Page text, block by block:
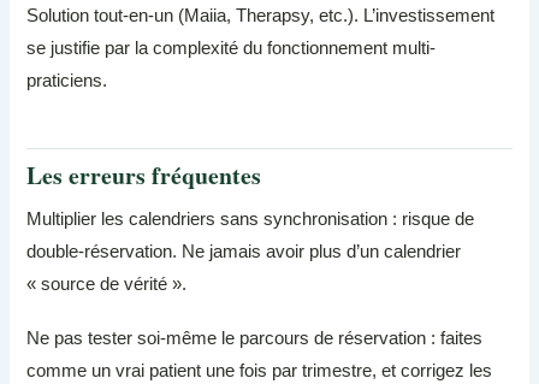
Solution tout-en-un (Maiia, Therapsy, etc.). L’investissement
se justifie par la complexité du fonctionnement multi-
praticiens.
Les erreurs fréquentes
Multiplier les calendriers sans synchronisation : risque de
double-réservation. Ne jamais avoir plus d’un calendrier
« source de vérité ».
Ne pas tester soi-même le parcours de réservation : faites
comme un vrai patient une fois par trimestre, et corrigez les